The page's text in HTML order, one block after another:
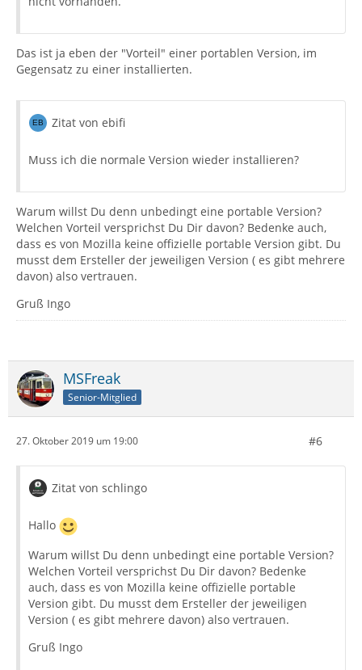
Das ist ja eben der "Vorteil" einer portablen Version, im
Gegensatz zu einer installierten.
Zitat von ebifi
Muss ich die normale Version wieder installieren?
Warum willst Du denn unbedingt eine portable Version?
Welchen Vorteil versprichst Du Dir davon? Bedenke auch,
dass es von Mozilla keine offizielle portable Version gibt. Du
musst dem Ersteller der jeweiligen Version ( es gibt mehrere
davon) also vertrauen.
Gruß Ingo
MSFreak
Senior-Mitglied
27. Oktober 2019 um 19:00 #6
Zitat von schlingo
Hallo
Warum willst Du denn unbedingt eine portable Version?
Welchen Vorteil versprichst Du Dir davon? Bedenke
auch, dass es von Mozilla keine offizielle portable
Version gibt. Du musst dem Ersteller der jeweiligen
Version ( es gibt mehrere davon) also vertrauen.
Gruß Ingo